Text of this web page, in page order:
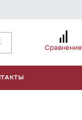
Сравнение